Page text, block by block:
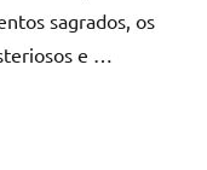
sagrados, os
e …